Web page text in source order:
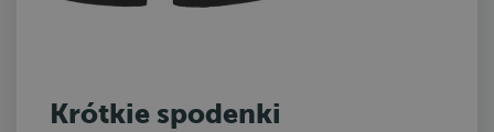
Krótkie spodenki